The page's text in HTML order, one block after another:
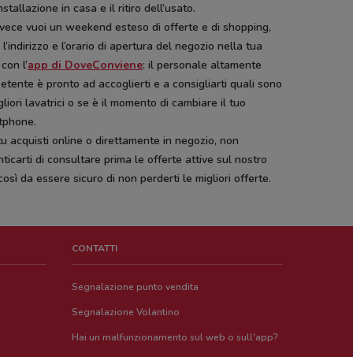
in casa e il ritiro dell’usato.
vuoi un weekend esteso di offerte e di shopping,
e l’orario di apertura del negozio nella tua
l’app di DoveConviene: il personale altamente
è pronto ad accoglierti e a consigliarti quali sono
lavatrici o se è il momento di cambiare il tuo
acquisti online o direttamente in negozio, non
di consultare prima le offerte attive sul nostro
da essere sicuro di non perderti le migliori offerte.
CONTATTI
Segnalazione punto vendita
Segnalazione Volantino
Hai un malfunzionamento sul web o sull'app?